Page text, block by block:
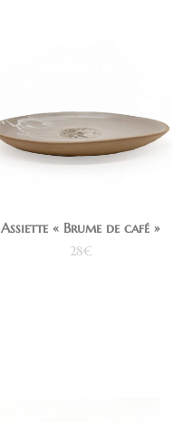
Assiette « Brume de café »
28€